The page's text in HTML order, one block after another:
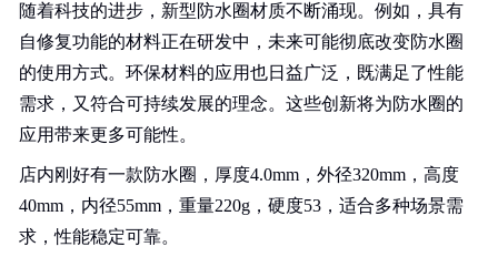
随着科技的进步，新型防水圈材质不断涌现。例如，具有
自修复功能的材料正在研发中，未来可能彻底改变防水圈
的使用方式。环保材料的应用也日益广泛，既满足了性能
需求，又符合可持续发展的理念。这些创新将为防水圈的
应用带来更多可能性。
店内刚好有一款防水圈，厚度4.0mm，外径320mm，高度
40mm，内径55mm，重量220g，硬度53，适合多种场景需
求，性能稳定可靠。